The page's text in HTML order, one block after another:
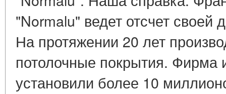
"Normalu" ведет отсчет своей
На протяжении 20 лет
потолочные покрытия. Фирма
установили более 10